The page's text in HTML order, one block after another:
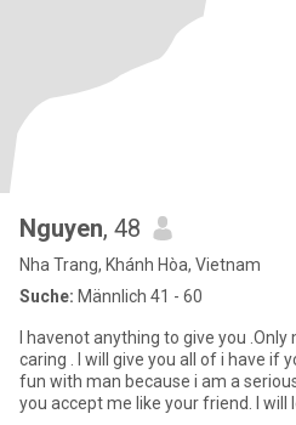
Nguyen, 48
Nha Trang, Khánh Hòa, Vietnam
Suche: Männlich 41 - 60
I havenot anything to give you
caring . I will give you all of i have if
fun with man because i am a
you accept me like your friend. I will